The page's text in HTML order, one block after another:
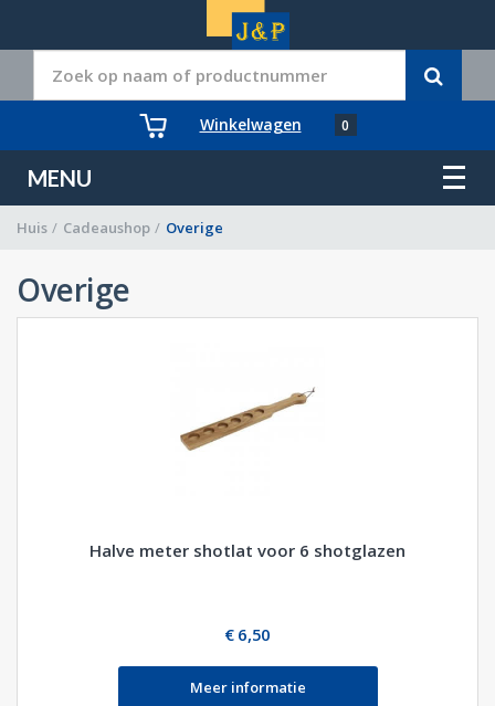
Winkelwagen 0
MENU
Huis / Cadeaushop / Overige
Overige
Halve meter shotlat voor 6 shotglazen
€ 6,50
Meer informatie